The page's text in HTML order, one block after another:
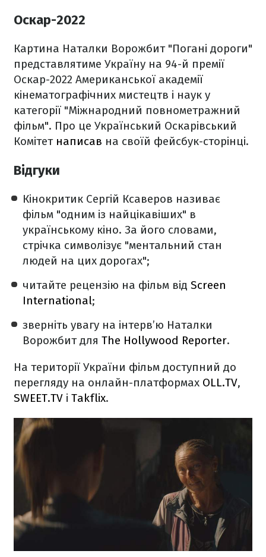
Оскар-2022
Картина Наталки Ворожбит "Погані дороги"
представлятиме Україну на 94-й премії
Оскар-2022 Американської академії
кінематографічних мистецтв і наук у
категорії "Міжнародний повнометражний
фільм". Про це Український Оскарівський
Комітет написав на своїй фейсбук-сторінці.
Відгуки
Кінокритик Сергій Ксаверов називає
фільм "одним із найцікавіших" в
українському кіно. За його словами,
стрічка символізує "ментальний стан
людей на цих дорогах";
читайте рецензію на фільм від Screen
International;
зверніть увагу на інтерв’ю Наталки
Ворожбит для The Hollywood Reporter.
На території України фільм доступний до
перегляду на онлайн-платформах OLL.TV,
SWEET.TV і Takflix.